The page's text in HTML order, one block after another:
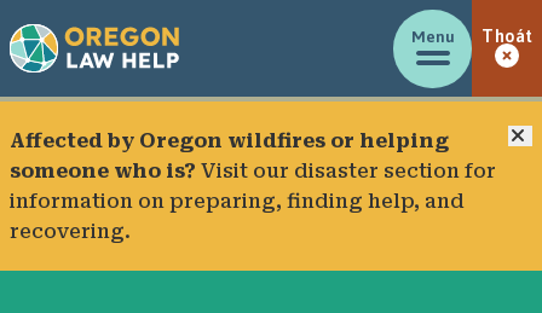
Menu Thoát
Affected by Oregon wildfires or helping
someone who is? Visit our disaster section for
information on preparing, finding help, and
recovering.